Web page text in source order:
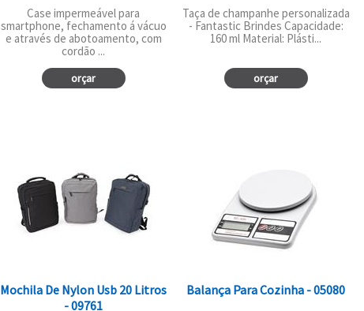
Case impermeável para
smartphone, fechamento á vácuo
e através de abotoamento, com
cordão ...
orçar
Taça de champanhe personalizada
- Fantastic Brindes Capacidade:
160 ml Material: Plásti...
orçar
Mochila De Nylon Usb 20 Litros
- 09761
Balança Para Cozinha - 05080